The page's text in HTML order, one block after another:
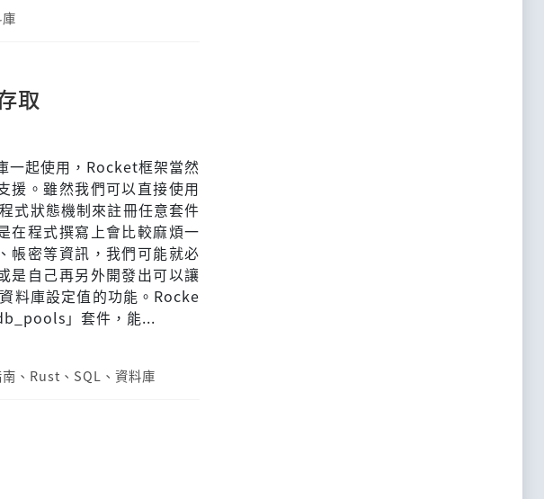
取
一起使用，Rocket框架當然
援。雖然我們可以直接使用
式狀態機制來註冊任意套件
在程式撰寫上會比較麻煩一
帳密等資訊，我們可能就必
是自己再另外開發出可以讓
料庫設定值的功能。Rocke
」套件，能...
、 Rust 、 SQL 、 資料庫